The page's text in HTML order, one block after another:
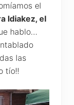
el
Idiakez, el
hablo…
las
tío!!